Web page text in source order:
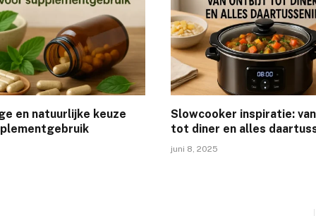
en natuurlijke keuze
Slowcooker inspiratie:
tot diner en alles
juni 8, 2025